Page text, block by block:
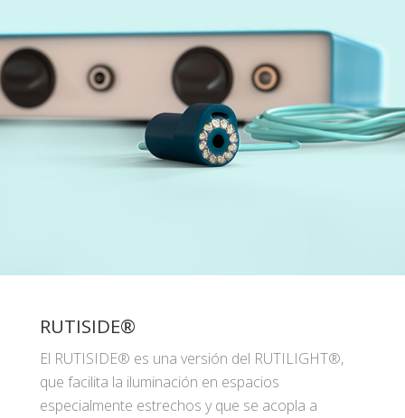
RUTISIDE®
El RUTISIDE® es una versión del RUTILIGHT®,
que facilita la iluminación en espacios
especialmente estrechos y que se acopla a